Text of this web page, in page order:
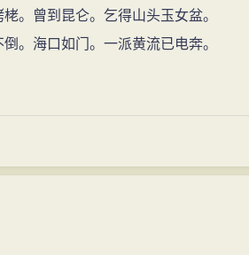
梨
香远益清。
三百余首词作，真正属于豪放
优势，却着实反映了那段时期苏轼
忘之味。至此，他把所有的对现实的
其题材渐广，其
怀怒”，“指斥乘舆”，“包藏祸心”，
从苏轼的大量诗作中挑出他们认为隐
相同的许多元老纷纷上书，连一些变
，也上书说：“安有圣世而杀才士乎？”
轻发落，贬为黄州（今湖北黄冈）团
。曾到昆仑。乞得山头玉女盆。
。海口如门。一派黄流已电奔。